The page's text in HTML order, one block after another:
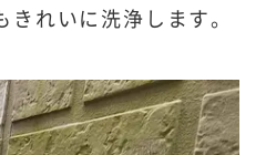
きれいに洗浄します。